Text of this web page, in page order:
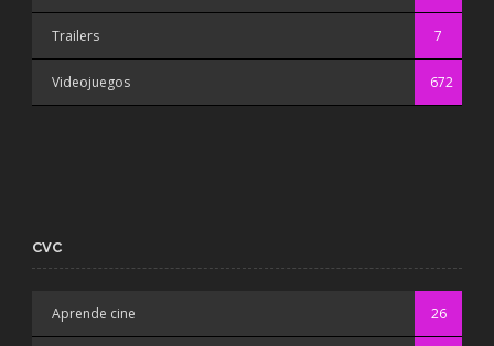
Trailers 7
Videojuegos 672
CVC
Aprende cine 26